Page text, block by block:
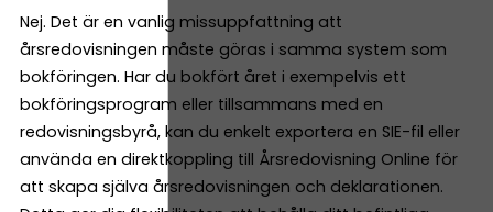
Nej. Det är en vanlig missuppfattning att
årsredovisningen måste göras i samma system som
bokföringen. Har du bokfört året i exempelvis ett
bokföringsprogram eller tillsammans med en
redovisningsbyrå, kan du enkelt exportera en SIE-fil eller
använda en direktkoppling till Årsredovisning Online för
att skapa själva årsredovisningen och deklarationen.